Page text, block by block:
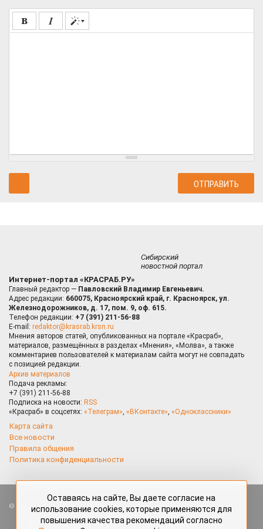
Сибирский
новостной портал
Интернет-портал «КРАСРАБ.РУ»
Главный редактор — Павловский Владимир Евгеньевич.
Адрес редакции: 660075, Красноярский край, г. Красноярск, ул.
Железнодорожников, д. 17, пом. 9, оф. 615.
Телефон редакции: +7 (391) 211-56-88
E-mail: redaktor@krasrab.krsn.ru
Мнения авторов статей, опубликованных на портале «Красраб»,
материалов, размещённых в разделах «Мнения», «Молва», а также
комментариев пользователей к материалам сайта могут не совпадать
с позицией редакции.
Архив материалов
Подача рекламы:
+7 (391) 211-56-88
Подписка на новости: RSS
«Красраб» в соцсетях: «Телеграм», «ВКонтакте», «Одноклассники»
Карта сайта
Все новости
Правила общения
Политика конфиденциальности
Все права защищены. Любые материалы, размещённые на портале
«Красраб.ру» сотрудниками редакции, нештатными авторами
и читателями, являются объектами авторского права. Полное или
Оставаясь на сайте, Вы даете согласие на
использование cookies, которые применяются для
повышения качества рекомендаций согласно